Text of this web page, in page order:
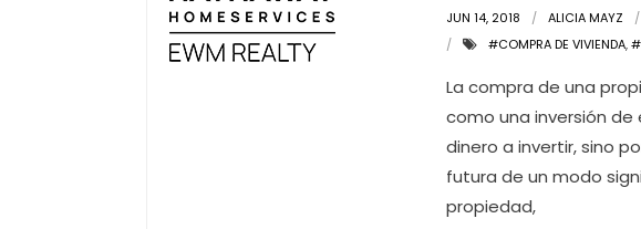
JUN 14, 2018 ALICIA MAYZ
#COMPRA DE VIVIENDA,
La compra de una
como una inversión
dinero a invertir, sino
futura de un modo
propiedad,